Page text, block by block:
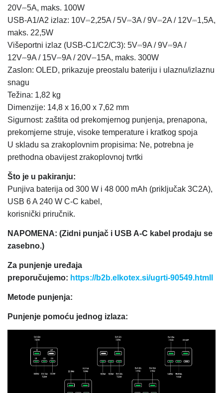
20V⎓5A, maks. 100W
USB-A1/A2 izlaz: 10V⎓2,25A / 5V⎓3A / 9V⎓2A / 12V⎓1,5A,
maks. 22,5W
Višeportni izlaz (USB-C1/C2/C3): 5V⎓9A / 9V⎓9A /
12V⎓9A / 15V⎓9A / 20V⎓15A, maks. 300W
Zaslon: OLED, prikazuje preostalu bateriju i ulaznu/izlaznu
snagu
Težina: 1,82 kg
Dimenzije: 14,8 x 16,00 x 7,62 mm
Sigurnost: zaštita od prekomjernog punjenja, prenapona,
prekomjerne struje, visoke temperature i kratkog spoja
U skladu sa zrakoplovnim propisima: Ne, potrebna je
prethodna obavijest zrakoplovnoj tvrtki
Što je u pakiranju:
Punjiva baterija od 300 W i 48 000 mAh (priključak 3C2A),
USB 6 A 240 W C-C kabel,
korisnički priručnik.
NAPOMENA: (Zidni punjač i USB A-C kabel prodaju se
zasebno.)
Za punjenje uređaja
preporučujemo: https://b2b.elkotex.si/ugrti-90549.htmll
Metode punjenja:
Punjenje pomoću jednog izlaza: